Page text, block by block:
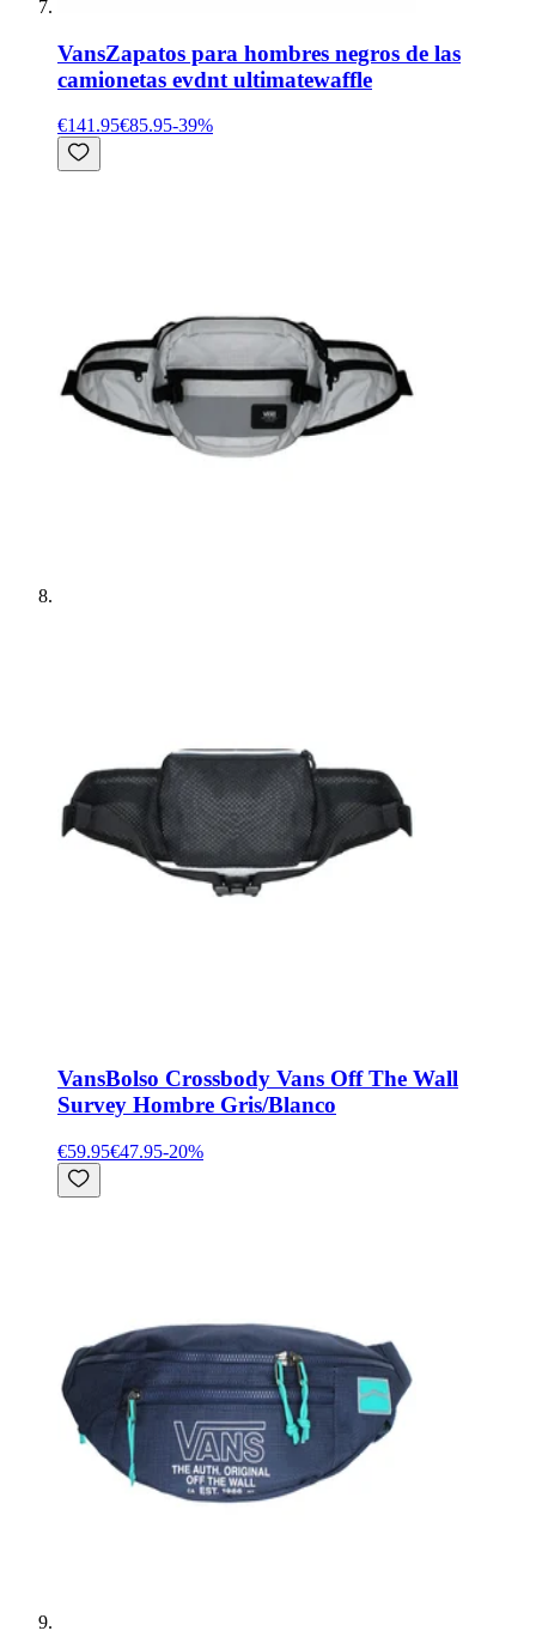
VansZapatos para hombres negros de las
camionetas evdnt ultimatewaffle
€141.95€85.95-39%
VansBolso Crossbody Vans Off The Wall
Survey Hombre Gris/Blanco
€59.95€47.95-20%